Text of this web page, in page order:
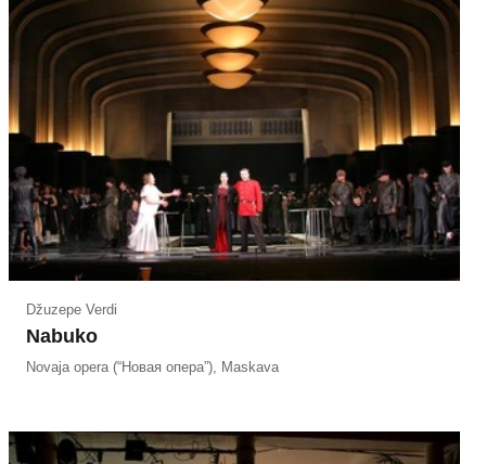
Džuzepe Verdi
Nabuko
Novaja opera (“Новая опера”), Maskava